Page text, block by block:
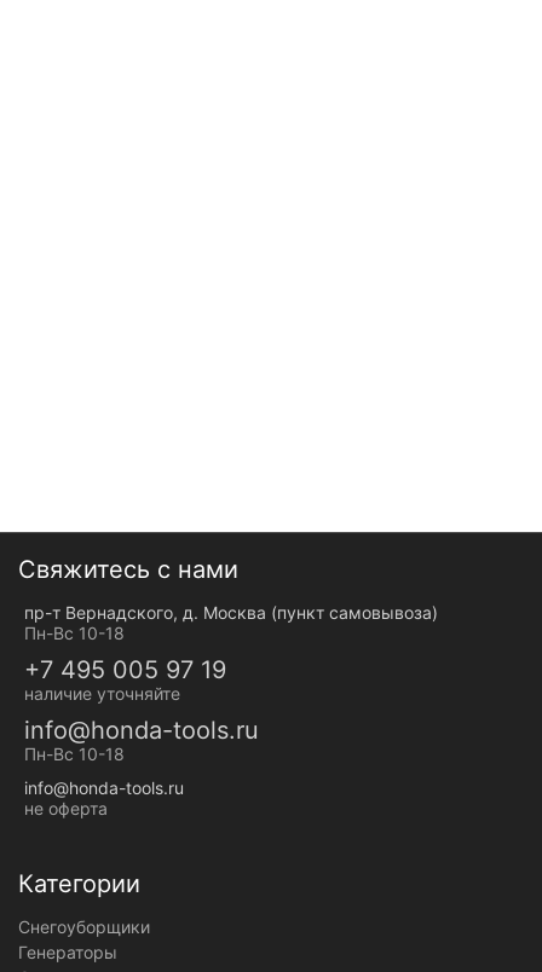
Свяжитесь с нами
пр-т Вернадского, д. Москва (пункт самовывоза)
Пн-Вс 10-18
+7 495 005 97 19
наличие уточняйте
info@honda-tools.ru
Пн-Вс 10-18
info@honda-tools.ru
не оферта
Категории
Снегоуборщики
Генераторы